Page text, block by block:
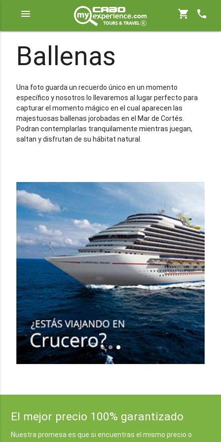
menu shopping_cart phone
Ballenas
Una foto guarda un recuerdo único en un momento
específico y nosotros lo llevaremos al lugar perfecto para
capturar el momento mágico en el cual aparecen las
majestuosas ballenas jorobadas en el Mar de Cortés.
Podran contemplarlas tranquilamente mientras juegan,
saltan y disfrutan de su hábitat natural.
El mejor precio 100% garantizado
Nuestra promesa es que si encuentras el mismo precio o